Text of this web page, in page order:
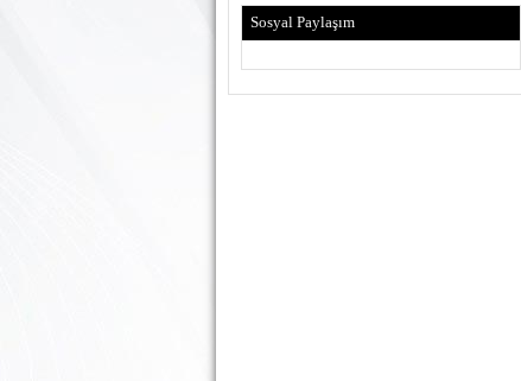
Sosyal Paylaşım